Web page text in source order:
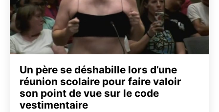
Un père se déshabille lors d’une
réunion scolaire pour faire valoir
son point de vue sur le code
vestimentaire